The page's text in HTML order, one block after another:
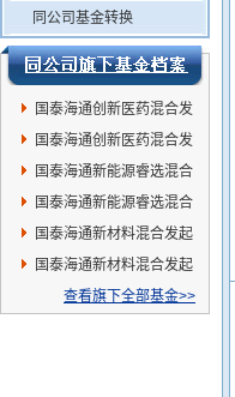
同公司基金转换
国泰海通创新医药混合发
起C
国泰海通创新医药混合发
起A
国泰海通新能源睿选混合
发起A
国泰海通新能源睿选混合
发起C
国泰海通新材料混合发起
C
国泰海通新材料混合发起
查看旗下全部基金>>